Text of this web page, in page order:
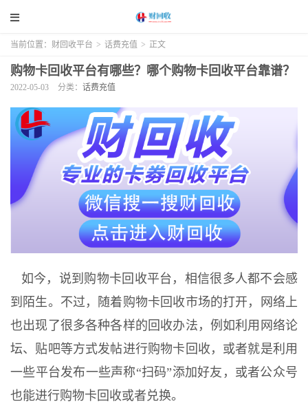
当前位置： 财回收平台 > 话费充值 > 正文
购物卡回收平台有哪些？哪个购物卡回收平台靠谱？
2022-05-03 分类： 话费充值
如今，说到购物卡回收平台，相信很多人都不会感
到陌生。不过，随着购物卡回收市场的打开，网络上
也出现了很多各种各样的回收办法，例如利用网络论
坛、贴吧等方式发帖进行购物卡回收，或者就是利用
一些平台发布一些声称“扫码”添加好友，或者公众号
也能进行购物卡回收或者兑换。